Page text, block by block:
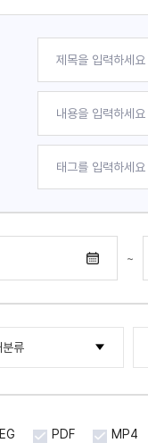
~
분류
PDF MP4